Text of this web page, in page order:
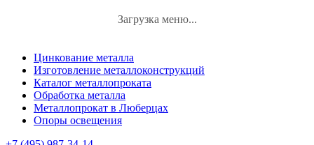
Загрузка меню...
Цинкование металла
Изготовление металлоконструкций
Каталог металлопроката
Обработка металла
Металлопрокат в Люберцах
Опоры освещения